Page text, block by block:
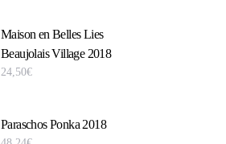
Maison en Belles Lies
Beaujolais Village 2018
24,50€
Paraschos Ponka 2018